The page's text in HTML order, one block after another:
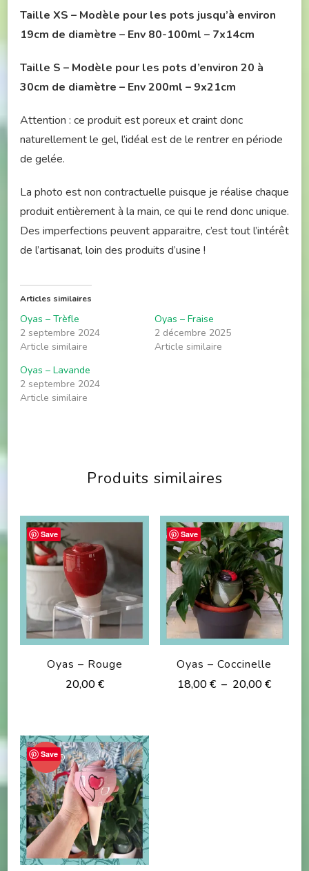
Taille XS – Modèle pour les pots jusqu’à environ
19cm de diamètre – Env 80-100ml – 7x14cm
Taille S – Modèle pour les pots d’environ 20 à
30cm de diamètre – Env 200ml – 9x21cm
Attention : ce produit est poreux et craint donc
naturellement le gel, l’idéal est de le rentrer en période
de gelée.
La photo est non contractuelle puisque je réalise chaque
produit entièrement à la main, ce qui le rend donc unique.
Des imperfections peuvent apparaitre, c’est tout l’intérêt
de l’artisanat, loin des produits d’usine !
Articles similaires
Oyas – Trèfle
2 septembre 2024
Article similaire
Oyas – Fraise
2 décembre 2025
Article similaire
Oyas – Lavande
2 septembre 2024
Article similaire
Produits similaires
Save
Oyas – Rouge
20,00€
Save
Oyas – Coccinelle
18,00€ – 20,00€Plage
Save
PROMO !